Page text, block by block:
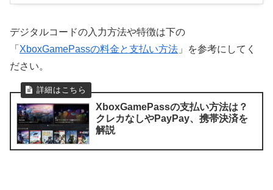
デジタルコードの入力方法や特徴は下の
「 XboxGamePassの料金と支払い方法 」を参考にしてく
ださい。
XboxGamePassの支払い方法は？
クレカなしやPayPay、携帯決済を
解説